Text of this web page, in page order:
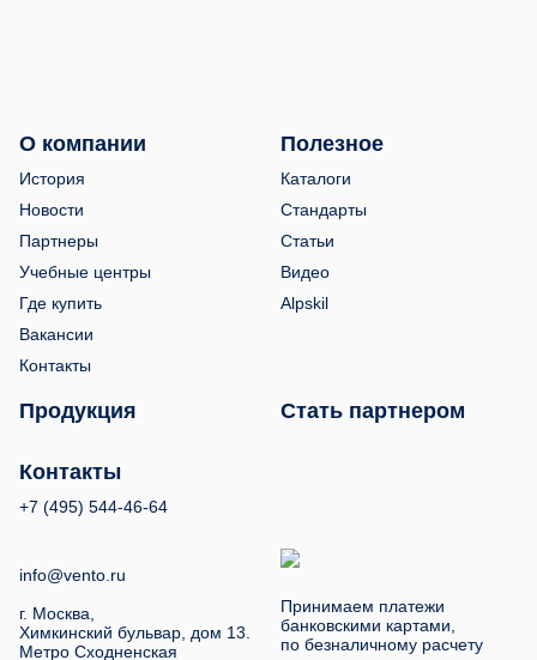
О компании
История
Новости
Партнеры
Учебные центры
Где купить
Вакансии
Контакты
Полезное
Каталоги
Стандарты
Статьи
Видео
Alpskil
Продукция Стать партнером
Контакты
+7 (495) 544-46-64
info@vento.ru
г. Москва,
Химкинский бульвар, дом 13.
Метро Сходненская
Принимаем платежи
банковскими картами,
по безналичному расчету